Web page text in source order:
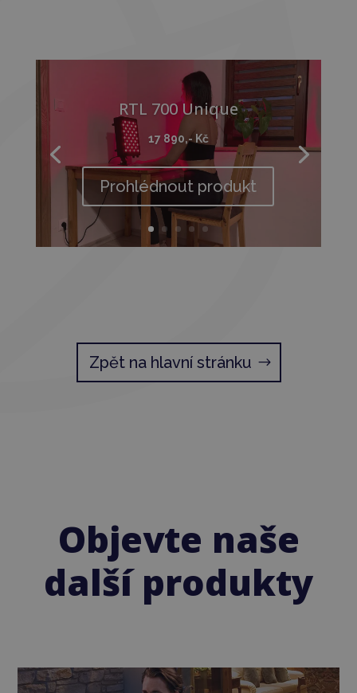
RTL 700 Unique
17 890,- Kč
Prohlédnout produkt
42 890,- Kč
Zpět na hlavní stránku
Objevte naše
další produkty